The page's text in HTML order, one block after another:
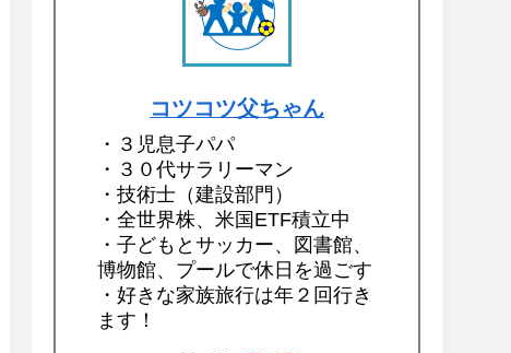
コツコツ父ちゃん
・３児息子パパ
・３０代サラリーマン
・技術士（建設部門）
・全世界株、米国ETF積立中
・子どもとサッカー、図書館、
博物館、プールで休日を過ごす
・好きな家族旅行は年２回行き
ます！